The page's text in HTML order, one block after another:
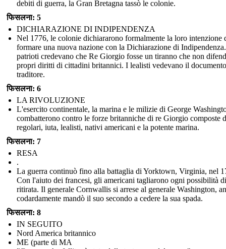
debiti di guerra, la Gran Bretagna tassò le colonie.
फिसलना: 5
DICHIARAZIONE DI INDIPENDENZA
Nel 1776, le colonie dichiararono formalmente la loro intenzione
formare una nuova nazione con la Dichiarazione di
patrioti credevano che Re Giorgio fosse un tiranno che non
propri diritti di cittadini britannici. I lealisti vedevano il
traditore.
फिसलना: 6
LA RIVOLUZIONE
L'esercito continentale, la marina e le milizie di George
combatterono contro le forze britanniche di re Giorgio composte
regolari, iuta, lealisti, nativi americani e la potente marina.
फिसलना: 7
RESA
.
La guerra continuò fino alla battaglia di Yorktown, Virginia, nel
Con l'aiuto dei francesi, gli americani tagliarono ogni possibilità di
ritirata. Il generale Cornwallis si arrese al generale Washington,
codardamente mandò il suo secondo a cedere la sua spada.
फिसलना: 8
IN SEGUITO
Nord America britannico
ME (parte di MA